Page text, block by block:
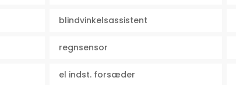
blindvinkelsassistent
regnsensor
el indst. forsæder